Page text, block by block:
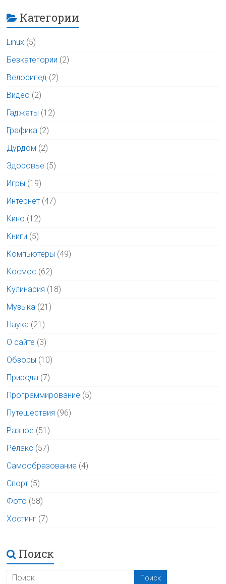
Категории
Linux (5)
Безкатегории (2)
Велосипед (2)
Видео (2)
Гаджеты (12)
Графика (2)
Дурдом (2)
Здоровье (5)
Игры (19)
Интернет (47)
Кино (12)
Книги (5)
Компьютеры (49)
Космос (62)
Кулинария (18)
Музыка (21)
Наука (21)
О сайте (3)
Обзоры (10)
Природа (7)
Программирование (5)
Путешествия (96)
Разное (51)
Релакс (57)
Самообразование (4)
Спорт (5)
Фото (58)
Хостинг (7)
Поиск